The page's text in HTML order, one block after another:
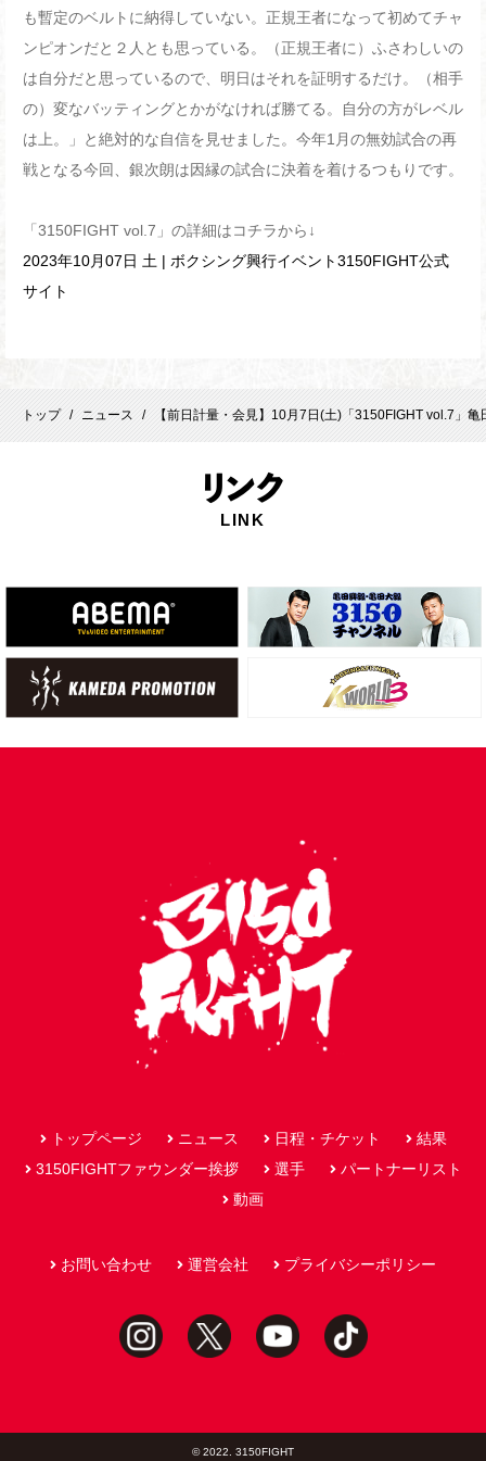
も暫定のベルトに納得していない。正規王者になって初めてチャ
ンピオンだと２人とも思っている。（正規王者に）ふさわしいの
は自分だと思っているので、明日はそれを証明するだけ。（相手
の）変なバッティングとかがなければ勝てる。自分の方がレベル
は上。」と絶対的な自信を見せました。今年1月の無効試合の再
戦となる今回、銀次朗は因縁の試合に決着を着けるつもりです。
「3150FIGHT vol.7」の詳細はコチラから↓
2023年10月07日 土 | ボクシング興行イベント3150FIGHT公式
サイト
トップ / ニュース / 【前日計量・会見】10月7日(土)「3150FIGHT vol.7」
リンク
LINK
トップページ ニュース 日程・チケット
結果
3150FIGHTファウンダー挨拶
選手
パートナーリスト
動画
お問い合わせ 運営会社 プライバシーポリシー
© 2022. 3150FIGHT